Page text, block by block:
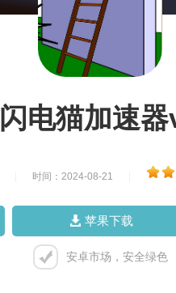
闪电猫加速
时间：2024-08-21
苹果下载
安卓市场，安全绿色